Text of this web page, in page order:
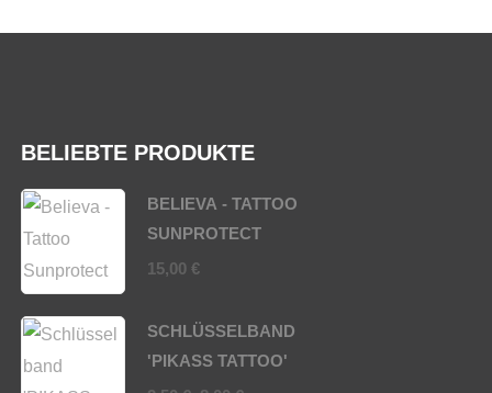
BELIEBTE PRODUKTE
BELIEVA - TATTOO
SUNPROTECT
15,00 €
SCHLÜSSELBAND
'PIKASS TATTOO'